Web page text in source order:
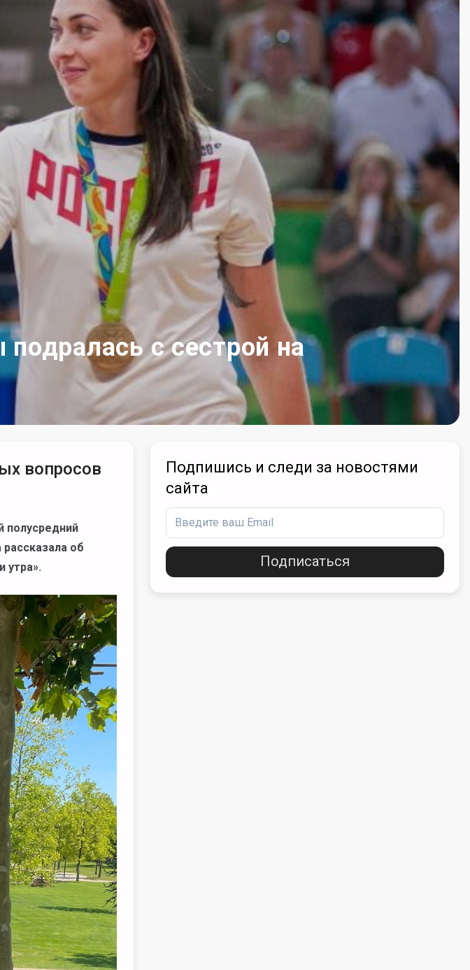
с сестрой на
вопросов
полусредний
об
утра».
Подпишись и следи за новостями
сайта
Подписаться